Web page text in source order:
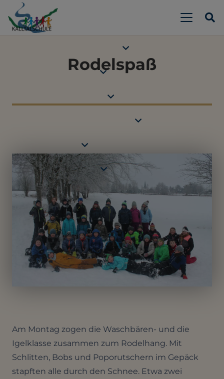
Rodelspaß
Am Montag zogen die Waschbären- und die
Igelklasse zusammen zum Rodelhang. Mit
Schlitten, Bobs und Poporutschern im Gepäck
stapften alle durch den Schnee. Etwa zwei